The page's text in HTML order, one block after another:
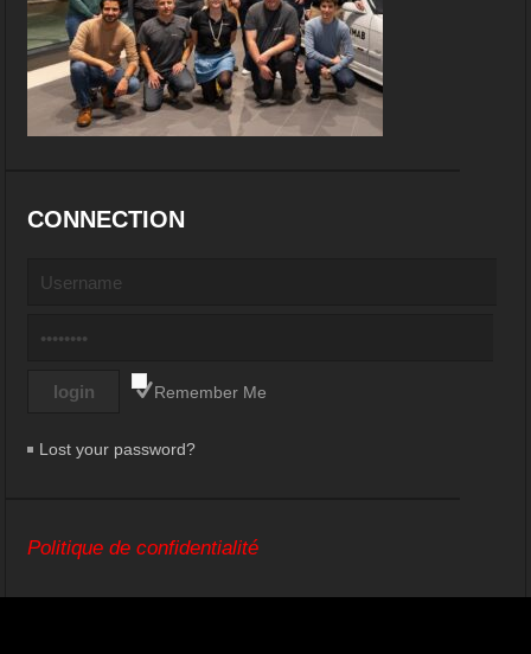
CONNECTION
Remember Me
Lost your password?
Politique de confidentialité